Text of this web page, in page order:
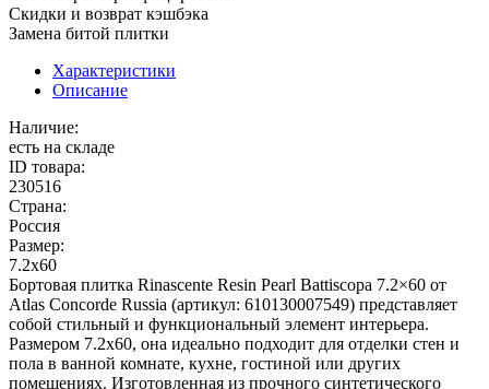
Скидки и возврат кэшбэка
Замена битой плитки
Характеристики
Описание
Наличие:
есть на складе
ID товара:
230516
Страна:
Россия
Размер:
7.2x60
Бортовая плитка Rinascente Resin Pearl Battiscopa 7.2×60 от
Atlas Concorde Russia (артикул: 610130007549) представляет
собой стильный и функциональный элемент интерьера.
Размером 7.2х60, она идеально подходит для отделки стен и
пола в ванной комнате, кухне, гостиной или других
помещениях. Изготовленная из прочного синтетического